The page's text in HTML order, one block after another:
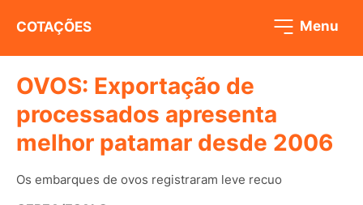
COTAÇÕES Menu
OVOS: Exportação de
processados apresenta
melhor patamar desde 2006
Os embarques de ovos registraram leve recuo